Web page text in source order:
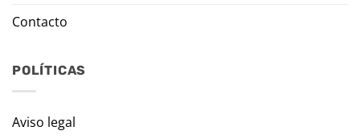
Contacto
POLÍTICAS
Aviso legal